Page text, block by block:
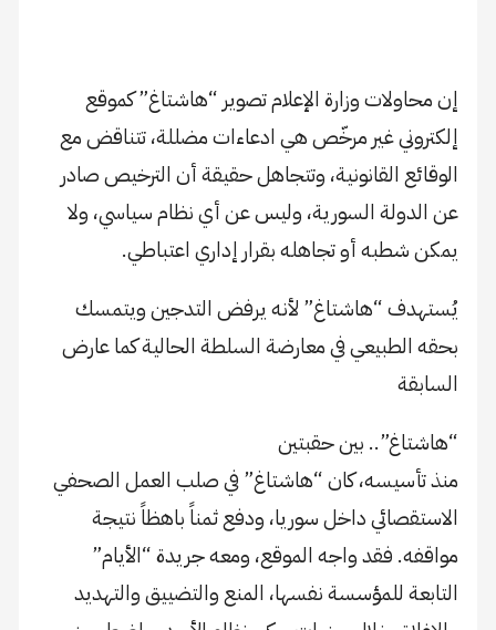
إن محاولات وزارة الإعلام تصوير “هاشتاغ” كموقع
إلكتروني غير مرخّص هي ادعاءات مضللة، تتناقض مع
الوقائع القانونية، وتتجاهل حقيقة أن الترخيص صادر
عن الدولة السورية، وليس عن أي نظام سياسي، ولا
يمكن شطبه أو تجاهله بقرار إداري اعتباطي.
يُستهدف “هاشتاغ” لأنه يرفض التدجين ويتمسك
بحقه الطبيعي في معارضة السلطة الحالية كما عارض
السابقة
“هاشتاغ”.. بين حقبتين
منذ تأسيسه، كان “هاشتاغ” في صلب العمل الصحفي
الاستقصائي داخل سوريا، ودفع ثمناً باهظاً نتيجة
مواقفه. فقد واجه الموقع، ومعه جريدة “الأيام”
التابعة للمؤسسة نفسها، المنع والتضييق والتهديد